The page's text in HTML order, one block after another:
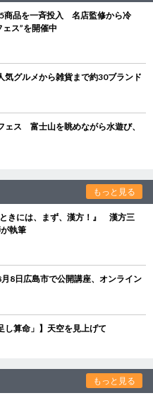
商品を一斉投入 名店監修から冷
ス”を開催中
グルメから雑貨まで約30ブランド
ェス 富士山を眺めながら水遊び、
もっと見る
きには、まず、漢方！』 漢方三
執筆
8日広島市で公開講座、オンライン
し算命」】天空を見上げて
もっと見る